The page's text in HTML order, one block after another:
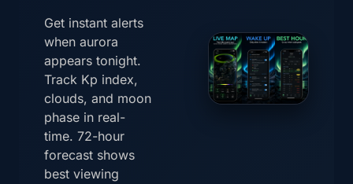
Get instant alerts
when aurora
appears tonight.
Track Kp index,
clouds, and moon
phase in real-
time. 72-hour
forecast shows
best viewing